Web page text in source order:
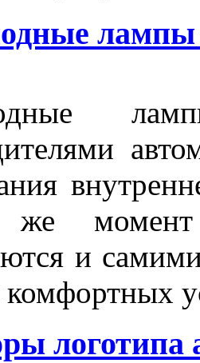
момент
и
комфортных
логотипа